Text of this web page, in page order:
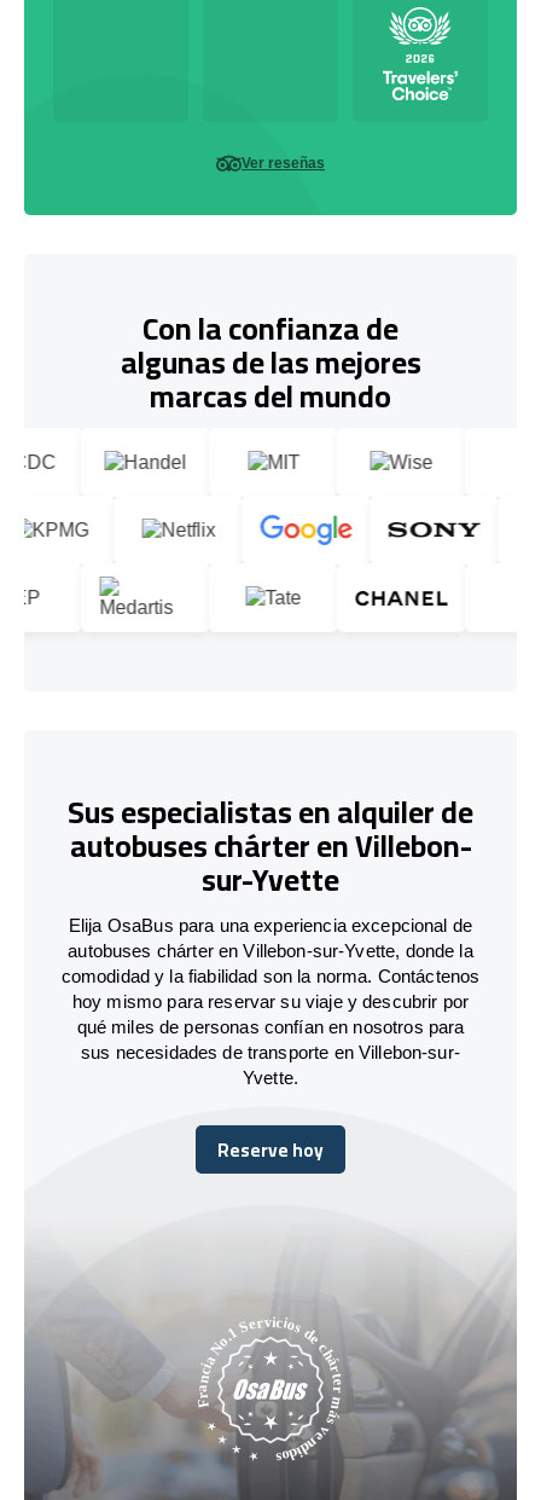
Ver reseñas
Con la confianza de
algunas de las mejores
marcas del mundo
Sus especialistas en alquiler de
autobuses chárter en Villebon-
sur-Yvette
Elija OsaBus para una experiencia excepcional de
autobuses chárter en Villebon-sur-Yvette, donde la
comodidad y la fiabilidad son la norma. Contáctenos
hoy mismo para reservar su viaje y descubrir por
qué miles de personas confían en nosotros para
sus necesidades de transporte en Villebon-sur-
Yvette.
Reserve hoy
Reserve hoy